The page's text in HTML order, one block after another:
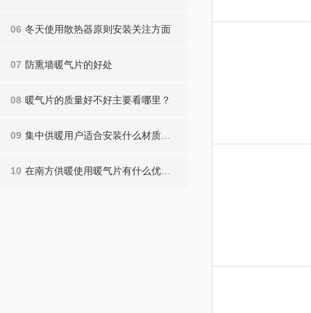
06 冬天使用散热器原则安装关注方面
07 防熏墙暖气片的好处
08 暖气片的质量好不好主要看哪里？
09 集中供暖用户适合安装什么材质的暖气片？
10 在南方供暖使用暖气片有什么优势？